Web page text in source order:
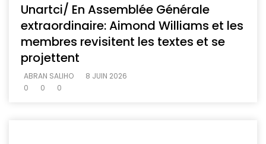
Unartci/ En Assemblée Générale
extraordinaire: Aimond Williams et les
membres revisitent les textes et se
projettent
ABRAN SALIHO
8 JUIN 2026
0
0 0